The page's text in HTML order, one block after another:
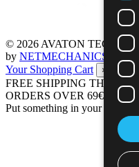
© 2026 AVATON TECH
All
by NETMECHANICS
Your Shopping Cart
×
FREE SHIPPING
ORDERS OVER 69€
Put something in your cart